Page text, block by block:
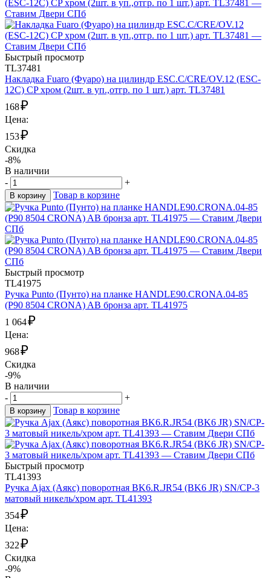
Быстрый просмотр
TL37481
Накладка Fuaro (Фуаро) на цилиндр ESC.C/CRE/OV.12 (ESC-
12C) CP хром (2шт. в уп.,отгр. по 1 шт.) арт. TL37481
168₽
Цена:
153₽
Скидка
-8%
В наличии
-
+
В корзину Товар в корзине
Быстрый просмотр
TL41975
Ручка Punto (Пунто) на планке HANDLE90.CRONA.04-85
(P90 8504 CRONA) AB бронза арт. TL41975
1 064₽
Цена:
968₽
Скидка
-9%
В наличии
-
+
В корзину Товар в корзине
Быстрый просмотр
TL41393
Ручка Ajax (Аякс) поворотная BK6.R.JR54 (BK6 JR) SN/CP-3
матовый никель/хром арт. TL41393
354₽
Цена:
322₽
Скидка
-9%